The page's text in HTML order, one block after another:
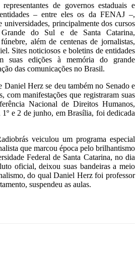
de governos estaduais e
– entre eles os da FENAJ –,
universidades, principalmente dos cursos
do Sul e de Santa Catarina,
além de centenas de jornalistas,
Sites noticiosos e boletins de entidades
suas edições à memória do grande
das comunicações no Brasil.
Daniel Herz se deu também no Senado e
com manifestações que registraram suas
Nacional de Direitos Humanos,
e 2 de junho, em Brasília, foi dedicada
veiculou um programa especial
que marcou época pelo brilhantismo
Federal de Santa Catarina, no dia
oficial, deixou suas bandeiras a meio
do qual Daniel Herz foi professor
suspendeu as aulas.